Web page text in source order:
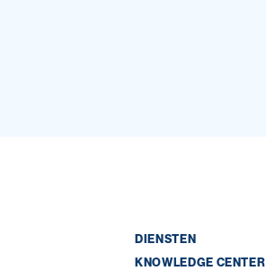
DIENSTEN
KNOWLEDGE CENTER